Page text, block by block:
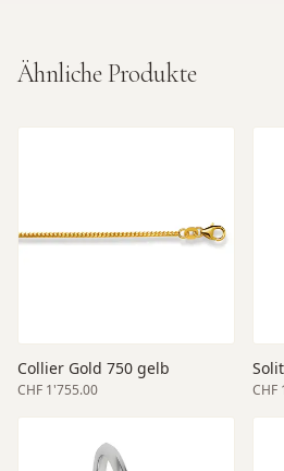
Ähnliche Produkte
Collier Gold 750 gelb
CHF 1'755.00 CHF